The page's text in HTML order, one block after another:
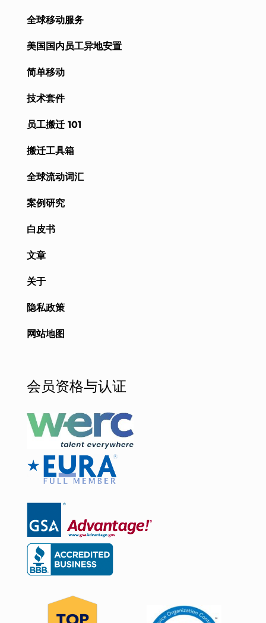
全球移动服务
美国国内员工异地安置
简单移动
技术套件
员工搬迁 101
搬迁工具箱
全球流动词汇
案例研究
白皮书
文章
关于
隐私政策
网站地图
会员资格与认证